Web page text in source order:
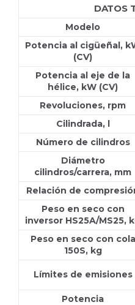
DATOS
Modelo
Potencia al cigüeñal,
(CV)
Potencia al eje de la
hélice, kW (CV)
Revoluciones, rpm
Cilindrada, l
Número de cilindros
Diámetro
cilindros/carrera, mm
Relación de
Peso en seco con
inversor HS25A/MS25,
Peso en seco con cola
150S, kg
Límites de emisiones
Potencia